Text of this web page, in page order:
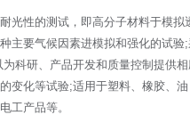
光性的测试，即高分子材料于模拟
主要气候因素进模拟和强化的试验
科研、产品开发和质量控制提供
变化等试验;适用于塑料、橡胶、油
工产品等。